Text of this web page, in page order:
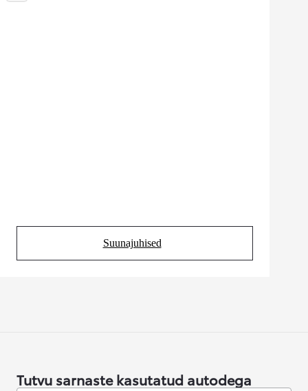
Suunajuhised
(Opens in new tab)
Tutvu sarnaste kasutatud autodega